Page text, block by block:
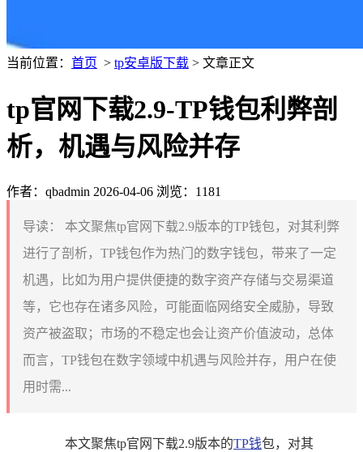
当前位置： 首页 > tp安卓版下载 > 文章正文
tp官网下载2.9-TP钱包利弊剖
析，机遇与风险并存
作者：qbadmin 2026-04-06 浏览：1181
导读：
本文聚焦tp官网下载2.9版本的TP钱包，对其利弊
进行了剖析，TP钱包作为热门的数字钱包，带来了一定
机遇，比如为用户提供便捷的数字资产存储与交易渠道
等，它也存在诸多风险，可能面临网络安全威胁，导致
资产被盗取；市场的不稳定也会让资产价值波动，总体
而言，TP钱包在数字领域中机遇与风险并存，用户在使
用时需...
本文聚焦tp官网下载2.9版本的TP钱包，对其